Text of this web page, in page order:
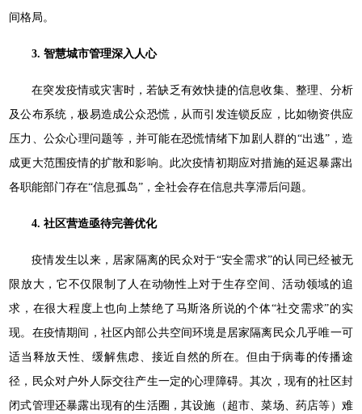
间格局。
3. 智慧城市管理深入人心
在突发疫情或灾害时，若缺乏有效快捷的信息收集、整理、分析
及公布系统，极易造成公众恐慌，从而引发连锁反应，比如物资供应
压力、公众心理问题等，并可能在恐慌情绪下加剧人群的“出逃”，造
成更大范围疫情的扩散和影响。此次疫情初期应对措施的延迟暴露出
各职能部门存在“信息孤岛”，全社会存在信息共享滞后问题。
4. 社区营造亟待完善优化
疫情发生以来，居家隔离的民众对于“安全需求”的认同已经被无
限放大，它不仅限制了人在动物性上对于生存空间、活动领域的追
求，在很大程度上也向上禁绝了马斯洛所说的个体“社交需求”的实
现。在疫情期间，社区内部公共空间环境是居家隔离民众几乎唯一可
适当释放天性、缓解焦虑、接近自然的所在。但由于病毒的传播途
径，民众对户外人际交往产生一定的心理障碍。其次，现有的社区封
闭式管理还暴露出现有的生活圈，其设施（超市、菜场、药店等）难